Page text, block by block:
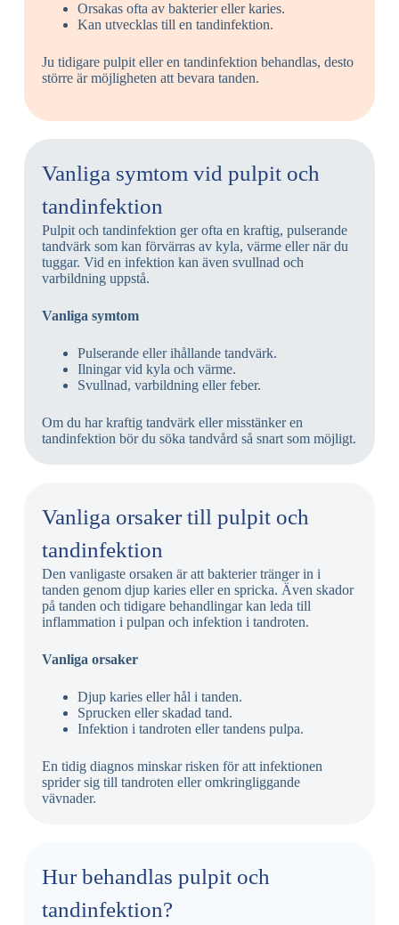
Orsakas ofta av bakterier eller karies.
Kan utvecklas till en tandinfektion.
Ju tidigare pulpit eller en tandinfektion behandlas, desto
större är möjligheten att bevara tanden.
Vanliga symtom vid pulpit och
tandinfektion
Pulpit och tandinfektion ger ofta en kraftig, pulserande
tandvärk som kan förvärras av kyla, värme eller när du
tuggar. Vid en infektion kan även svullnad och
varbildning uppstå.
Vanliga symtom
Pulserande eller ihållande tandvärk.
Ilningar vid kyla och värme.
Svullnad, varbildning eller feber.
Om du har kraftig tandvärk eller misstänker en
tandinfektion bör du söka tandvård så snart som möjligt.
Vanliga orsaker till pulpit och
tandinfektion
Den vanligaste orsaken är att bakterier tränger in i
tanden genom djup karies eller en spricka. Även skador
på tanden och tidigare behandlingar kan leda till
inflammation i pulpan och infektion i tandroten.
Vanliga orsaker
Djup karies eller hål i tanden.
Sprucken eller skadad tand.
Infektion i tandroten eller tandens pulpa.
En tidig diagnos minskar risken för att infektionen
sprider sig till tandroten eller omkringliggande
vävnader.
Hur behandlas pulpit och
tandinfektion?